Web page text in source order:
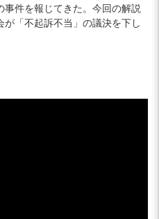
件を報じてきた。今回の解説
「不起訴不当」の議決を下し